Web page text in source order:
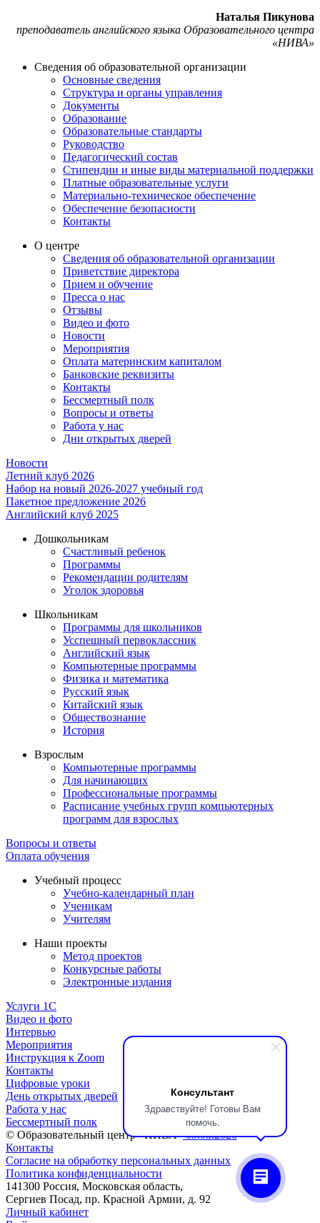
Консультант
Здравствуйте! Готовы Вам
помочь.
Наталья Пикунова
преподаватель английского языка Образовательного центра
«НИВА»
Сведения об образовательной организации
Основные сведения
Структура и органы управления
Документы
Образование
Образовательные стандарты
Руководство
Педагогический состав
Стипендии и иные виды материальной поддержки
Платные образовательные услуги
Материально-техническое обеспечение
Обеспечение безопасности
Контакты
О центре
Сведения об образовательной организации
Приветствие директора
Прием и обучение
Пресса о нас
Отзывы
Видео и фото
Новости
Мероприятия
Оплата материнским капиталом
Банковские реквизиты
Контакты
Бессмертный полк
Вопросы и ответы
Работа у нас
Дни открытых дверей
Новости
Летний клуб 2026
Набор на новый 2026-2027 учебный год
Пакетное предложение 2026
Английский клуб 2025
Дошкольникам
Счастливый ребенок
Программы
Рекомендации родителям
Уголок здоровья
Школьникам
Программы для школьников
Усспешный первоклассник
Английский язык
Компьютерные программы
Физика и математика
Русский язык
Китайский язык
Обществознание
История
Взрослым
Компьютерные программы
Для начинающих
Профессиональные программы
Расписание учебных групп компьютерных
программ для взрослых
Вопросы и ответы
Оплата обучения
Учебный процесс
Учебно-календарный план
Ученикам
Учителям
Наши проекты
Метод проектов
Конкурсные работы
Электронные издания
Услуги 1C
Видео и фото
Интервью
Мероприятия
Инструкция к Zoom
Контакты
Цифровые уроки
День открытых дверей
Работа у нас
Бессмертный полк
© Образовательный центр «НИВА»09.08.2026
Контакты
Согласие на обработку персональных данных
Политика конфиденциальности
141300 Россия, Московская область,
Сергиев Посад, пр. Красной Армии, д. 92
Личный кабинет